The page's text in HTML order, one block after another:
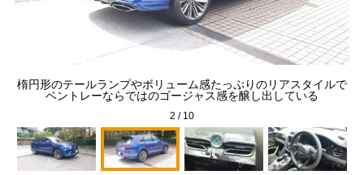
楕円形のテールランプやボリューム感たっぷりのリアスタイルで
ベントレーならではのゴージャス感を醸し出している
2 / 10